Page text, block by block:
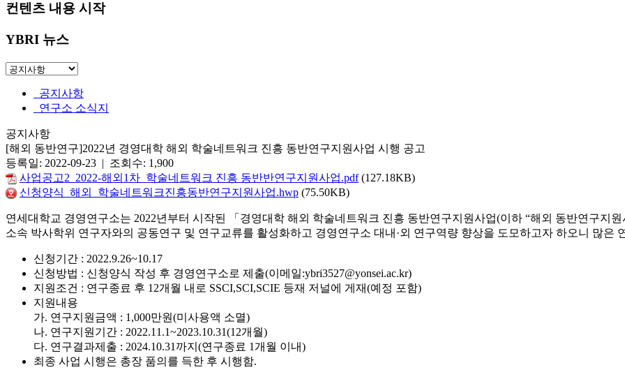
컨텐츠 내용 시작
YBRI 뉴스
공지사항
연구소 소식지
공지사항
[해외 동반연구]2022년 경영대학 해외 학술네트워크 진흥 동반연구지원사업 시행 공고
등록일: 2022-09-23 | 조회수: 1,900
사업공고2_2022-해외1차_학술네트워크 진흥 동반반연구지원사업.pdf(127.18KB)
신청양식_해외_학술네트워크진흥동반연구지원사업.hwp (75.50KB)
연세대학교 경영연구소는 2022년부터 시작된 「경영대학 해외 학술네트워크 진흥 동반연구지원사업(이하 “해외 동반연구지
소속 박사학위 연구자와의 공동연구 및 연구교류를 활성화하고 경영연구소 대내·외 연구역량 향상을 도모하고자 하오니 많은
신청기간 : 2022.9.26~10.17
신청방법 : 신청양식 작성 후 경영연구소로 제출(이메일:ybri3527@yonsei.ac.kr)
지원조건 : 연구종료 후 12개월 내로 SSCI,SCI,SCIE 등재 저널에 게재(예정 포함)
지원내용
가. 연구지원금액 : 1,000만원(미사용액 소멸)
나. 연구지원기간 : 2022.11.1~2023.10.31(12개월)
다. 연구결과제출 : 2024.10.31까지(연구종료 1개월 이내)
최종 사업 시행은 총장 품의를 득한 후 시행함.